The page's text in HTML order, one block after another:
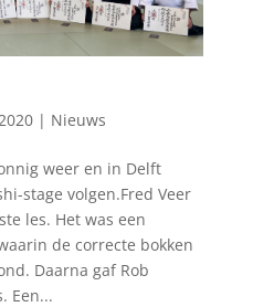
| Nieuws
weer en in Delft
stage volgen.Fred Veer
les. Het was een
de correcte bokken
Daarna gaf Rob
Een...